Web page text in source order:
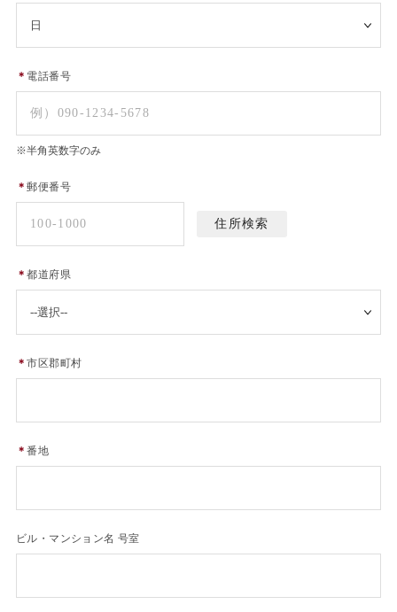
＊ 電話番号
※半角英数字のみ
＊郵便番号
＊都道府県
＊市区郡町村
＊番地
ビル・マンション名 号室